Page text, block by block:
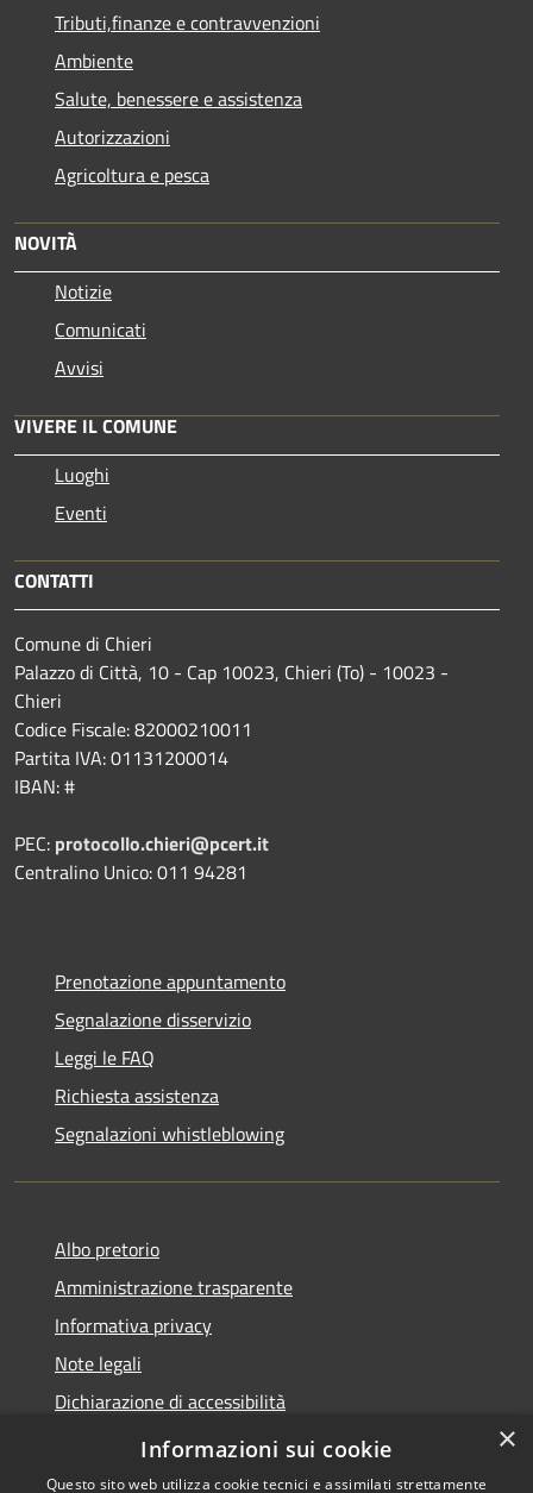
Tributi,finanze e contravvenzioni
Ambiente
Salute, benessere e assistenza
Autorizzazioni
Agricoltura e pesca
NOVITÀ
Notizie
Comunicati
Avvisi
VIVERE IL COMUNE
Luoghi
Eventi
CONTATTI
Comune di Chieri
Palazzo di Città, 10 - Cap 10023, Chieri (To) - 10023 -
Chieri
Codice Fiscale: 82000210011
Partita IVA: 01131200014
IBAN: #
PEC: protocollo.chieri@pcert.it
Centralino Unico: 011 94281
Prenotazione appuntamento
Segnalazione disservizio
Leggi le FAQ
Richiesta assistenza
Segnalazioni whistleblowing
Albo pretorio
Amministrazione trasparente
Informativa privacy
Note legali
Dichiarazione di accessibilità
Meccanismo di Feedback
×
Informazioni sui cookie
Questo sito web utilizza cookie tecnici e assimilati strettamente